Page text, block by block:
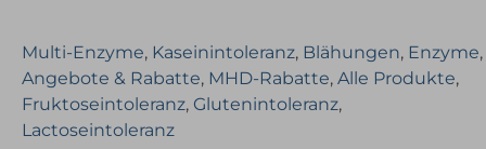
Multi-Enzyme, Kaseinintoleranz, Blähungen, Enzyme,
Angebote & Rabatte, MHD-Rabatte, Alle Produkte,
Fruktoseintoleranz, Glutenintoleranz,
Lactoseintoleranz